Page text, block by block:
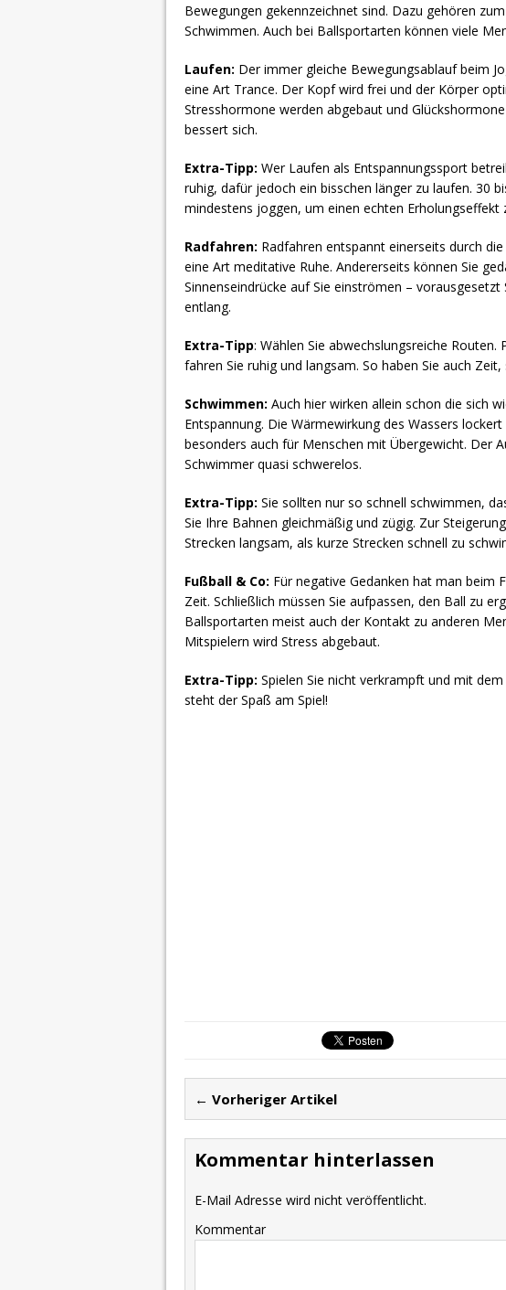
Bewegungen gekennzeichnet sind. Dazu gehören
Schwimmen. Auch bei Ballsportarten können viele
Laufen: Der immer gleiche Bewegungsablauf beim
eine Art Trance. Der Kopf wird frei und der Körper
Stresshormone werden abgebaut und
bessert sich.
Extra-Tipp: Wer Laufen als Entspannungssport
ruhig, dafür jedoch ein bisschen länger zu laufen. 30
mindestens joggen, um einen echten Erholungseffekt
Radfahren: Radfahren entspannt einerseits durch
eine Art meditative Ruhe. Andererseits können Sie
Sinnenseindrücke auf Sie einströmen –
entlang.
Extra-Tipp: Wählen Sie abwechslungsreiche
fahren Sie ruhig und langsam. So haben Sie auch
Schwimmen: Auch hier wirken allein schon die sich
Entspannung. Die Wärmewirkung des Wassers
besonders auch für Menschen mit Übergewicht. Der
Schwimmer quasi schwerelos.
Extra-Tipp: Sie sollten nur so schnell schwimmen,
Sie Ihre Bahnen gleichmäßig und zügig. Zur
Strecken langsam, als kurze Strecken schnell zu
Fußball & Co: Für negative Gedanken hat man beim
Zeit. Schließlich müssen Sie aufpassen, den Ball zu
Ballsportarten meist auch der Kontakt zu anderen
Mitspielern wird Stress abgebaut.
Extra-Tipp: Spielen Sie nicht verkrampft und mit
steht der Spaß am Spiel!
← Vorheriger Artikel
Kommentar hinterlassen
E-Mail Adresse wird nicht veröffentlicht.
Kommentar